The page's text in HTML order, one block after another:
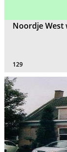
Noordje West
129